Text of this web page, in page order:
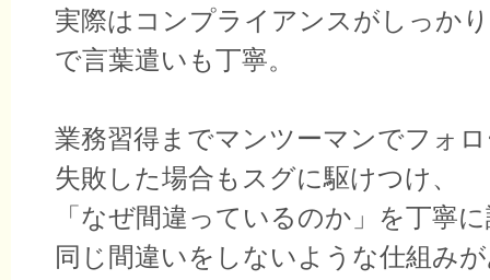
実際はコンプライアンスがしっか
で言葉遣いも丁寧。
業務習得までマンツーマンでフォ
失敗した場合もスグに駆けつけ、
「なぜ間違っているのか」を丁寧
同じ間違いをしないような仕組み